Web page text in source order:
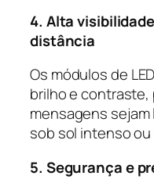
4. Alta
distância
Os módulos de
brilho e
mensagens sejam
sob sol intenso
5. Segurança e